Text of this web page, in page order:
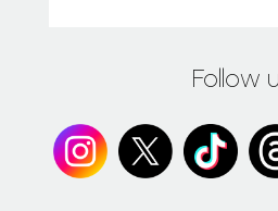
Follow